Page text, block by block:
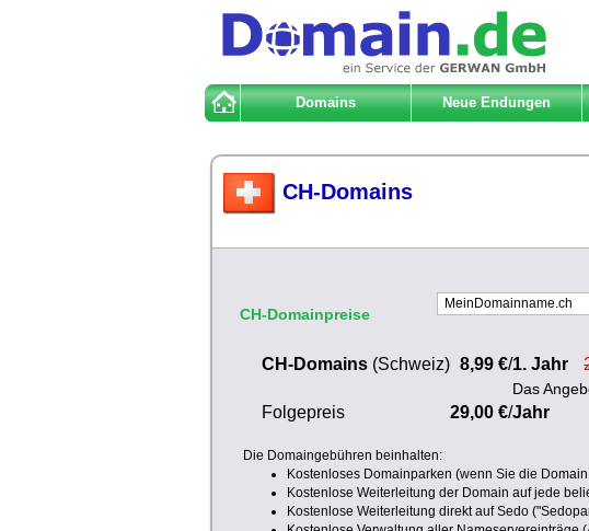
Domains Neue Endungen
CH-Domains
CH-Domainpreise
CH-Domains (Schweiz) 8,99 €/1. Jahr
Das
Folgepreis 29,00 €/Jahr
Die Domaingebühren beinhalten:
Kostenloses Domainparken (wenn Sie die
Kostenlose Weiterleitung der Domain auf jede
Kostenlose Weiterleitung direkt auf Sedo